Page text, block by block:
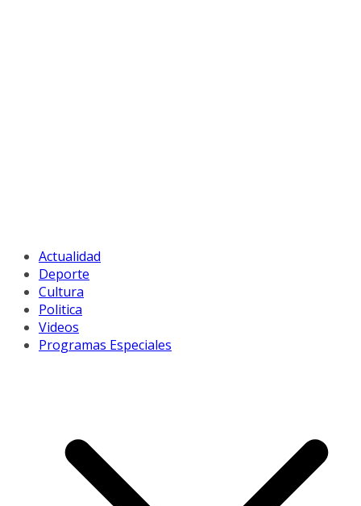
Actualidad
Deporte
Cultura
Politica
Videos
Programas Especiales